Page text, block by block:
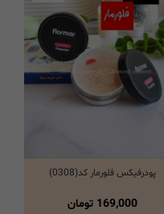
انتخاب گزینه ها
پودرفیکس فلورمار کد(0308)
169,000 تومان